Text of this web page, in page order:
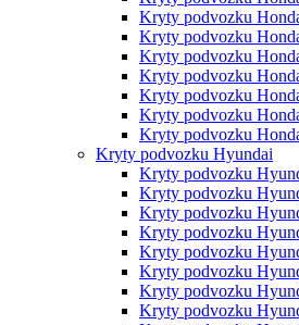
Kryty podvozku
Kryty podvozku
Kryty podvozku
Kryty podvozku
Kryty podvozku
Kryty podvozku
Kryty podvozku
Kryty podvozku Hyundai
Kryty podvozku
Kryty podvozku
Kryty podvozku
Kryty podvozku
Kryty podvozku
Kryty podvozku
Kryty podvozku
Kryty podvozku